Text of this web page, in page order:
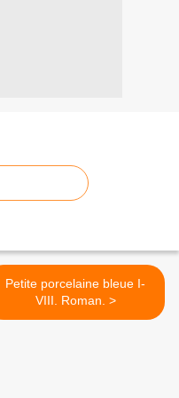
Petite porcelaine bleue I-
VIII. Roman. >